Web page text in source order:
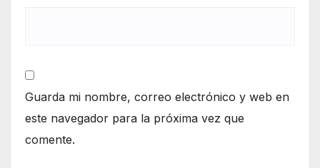
Guarda mi nombre, correo electrónico y web en
este navegador para la próxima vez que
comente.